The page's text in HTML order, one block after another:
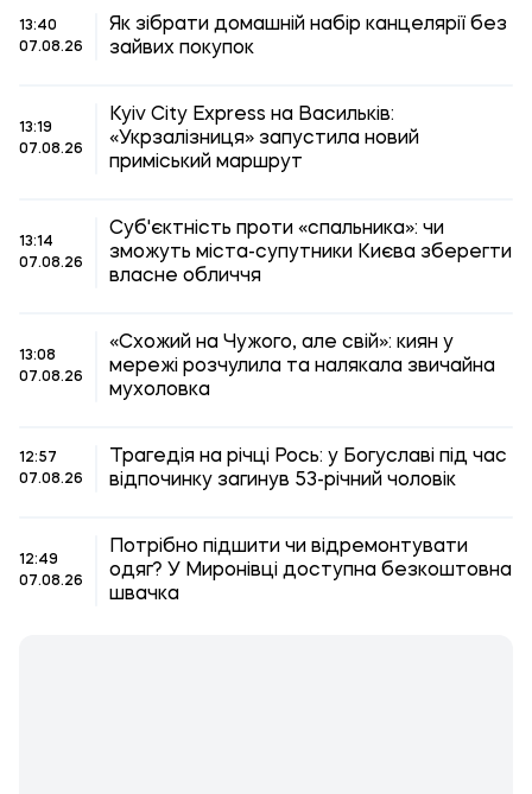
13:40
07.08.26
Як зібрати домашній набір канцелярії без
зайвих покупок
13:19
07.08.26
Kyiv City Express на Васильків:
«Укрзалізниця» запустила новий
приміський маршрут
13:14
07.08.26
Суб'єктність проти «спальника»: чи
зможуть міста-супутники Києва зберегти
власне обличчя
13:08
07.08.26
«Схожий на Чужого, але свій»: киян у
мережі розчулила та налякала звичайна
мухоловка
12:57
07.08.26
Трагедія на річці Рось: у Богуславі під час
відпочинку загинув 53-річний чоловік
12:49
07.08.26
Потрібно підшити чи відремонтувати
одяг? У Миронівці доступна безкоштовна
швачка